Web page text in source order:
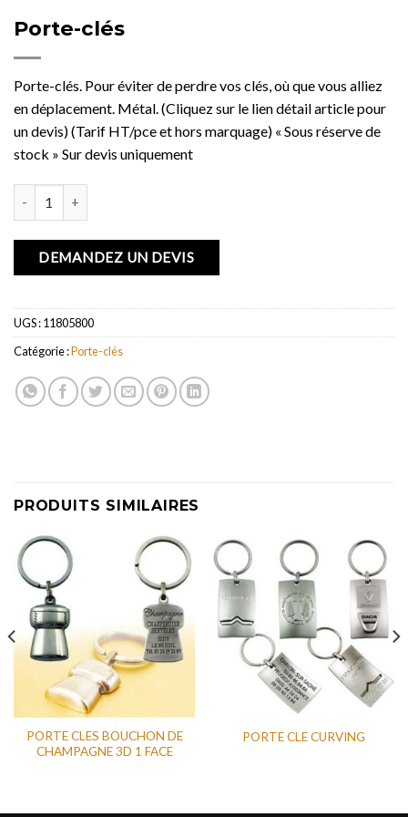
Porte-clés
Porte-clés. Pour éviter de perdre vos clés, où que vous alliez
en déplacement. Métal. (Cliquez sur le lien détail article pour
un devis) (Tarif HT/pce et hors marquage) « Sous réserve de
stock » Sur devis uniquement
DEMANDEZ UN DEVIS
UGS :11805800
Catégorie :Porte-clés
PRODUITS SIMILAIRES
PORTE CLES BOUCHON DE
CHAMPAGNE 3D 1 FACE
PORTE CLE CURVING